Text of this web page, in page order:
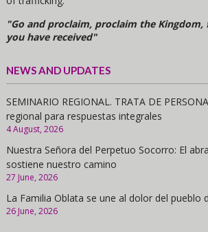
"Go and proclaim, proclaim the Kingdom,
you have received"
NEWS AND UPDATES
SEMINARIO REGIONAL. TRATA DE
regional para respuestas integrales
4 August, 2026
Nuestra Señora del Perpetuo Socorro: El
sostiene nuestro camino
27 June, 2026
La Familia Oblata se une al dolor del pueblo
26 June, 2026